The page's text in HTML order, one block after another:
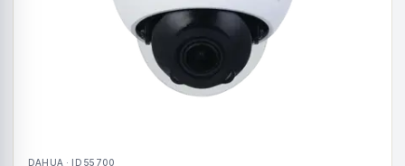
DAHUA · ID 55700